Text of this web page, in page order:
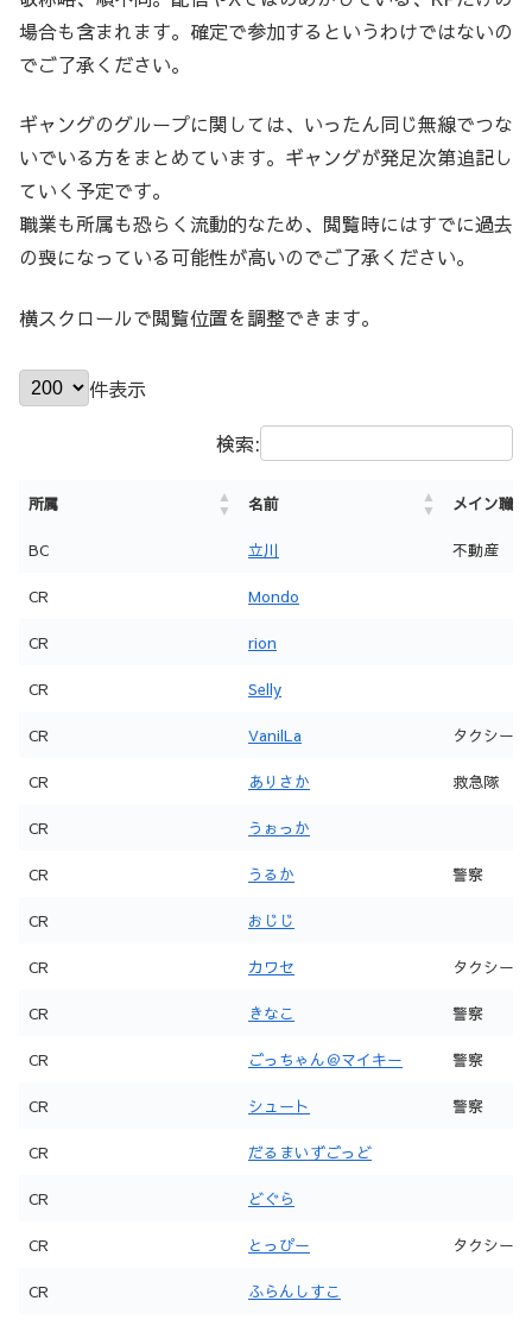
場合も含まれます。確定で参加するというわけではないの
でご了承ください。
ギャングのグループに関しては、いったん同じ無線でつな
いでいる方をまとめています。ギャングが発足次第追記し
ていく予定です。
職業も所属も恐らく流動的なため、閲覧時にはすでに過去
の喪になっている可能性が高いのでご了承ください。
横スクロールで閲覧位置を調整できます。
件表示
検索:
所属 名前
メイン職業
名前 メイン職業
BC 立川 不動産
CR Mondo
CR rion
CR Selly
CR VanilLa タクシー
CR ありさか 救急隊
CR うぉっか
CR うるか 警察
CR おじじ
CR カワセ タクシー
CR きなこ 警察
CR ごっちゃん＠マイキー 警察
CR シュート 警察
CR だるまいずごっど
CR どぐら
CR とっぴー タクシー
CR ふらんしすこ